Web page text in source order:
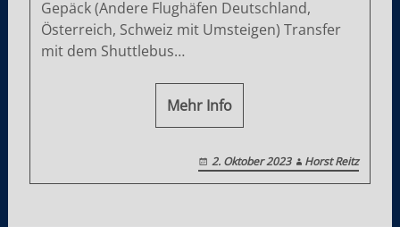
Gepäck (Andere Flughäfen Deutschland,
Österreich, Schweiz mit Umsteigen) Transfer
mit dem Shuttlebus…
Mehr Info
2. Oktober 2023 Horst Reitz